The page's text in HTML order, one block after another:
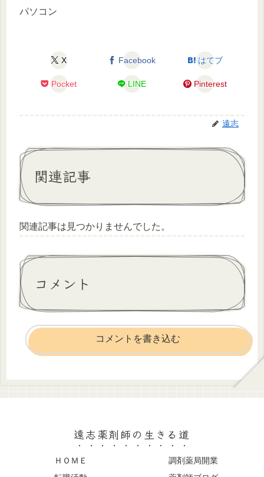
パソコン
X Facebook はてブ
Pocket LINE Pinterest
遠志
関連記事
関連記事は見つかりませんでした。
コメント
コメントを書き込む
遠志薬剤師の生きる道
ＨＯＭＥ
調剤薬局開業